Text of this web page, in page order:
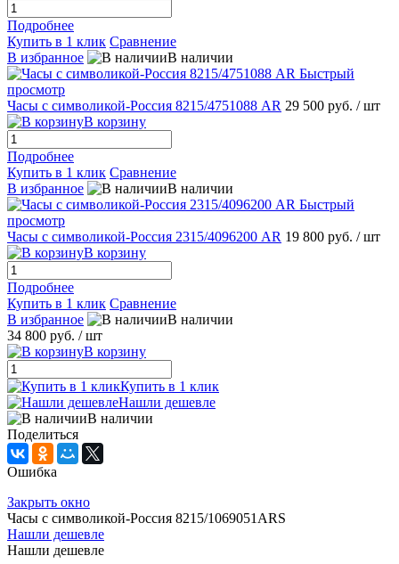
Подробнее
Купить в 1 клик Сравнение
В избранное
В наличии
Быстрый
просмотр
Часы с символикой-Россия 8215/4751088 AR 29 500 руб. / шт
В корзину
Подробнее
Купить в 1 клик Сравнение
В избранное
В наличии
Быстрый
просмотр
Часы с символикой-Россия 2315/4096200 AR 19 800 руб. / шт
В корзину
Подробнее
Купить в 1 клик Сравнение
В избранное
В наличии
34 800 руб. / шт
В корзину
Купить в 1 клик
Нашли дешевле
В наличии
Поделиться
Ошибка
Закрыть окно
Часы с символикой-Россия 8215/1069051ARS
Нашли дешевле
Нашли дешевле